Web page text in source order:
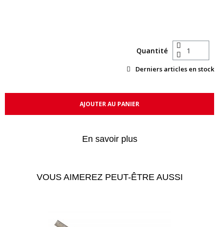
Quantité
Derniers articles en stock
AJOUTER AU PANIER
En savoir plus
VOUS AIMEREZ PEUT-ÊTRE AUSSI